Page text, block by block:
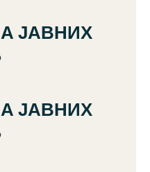
ЈАВНИХ
ЈАВНИХ